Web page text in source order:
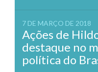
7 DE MARÇO DE 2018
Ações de
destaque no
política do